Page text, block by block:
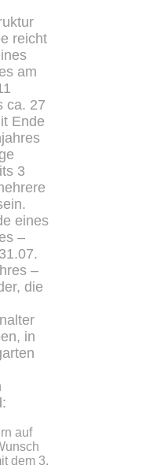
reicht
am
ca. 27
Ende
3
eines
–
–
die
in
auf
dem 3.